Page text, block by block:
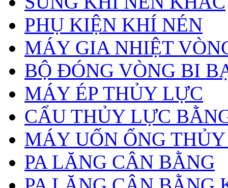
PHỤ KIỆN KHÍ NÉN
MÁY GIA NHIỆT
BỘ ĐÓNG VÒNG BI
MÁY ÉP THỦY LỰC
CẨU THỦY LỰC
MÁY UỐN ỐNG
PA LĂNG CÂN BẰNG